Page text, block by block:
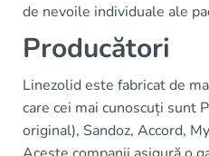
de nevoile individuale ale
Producători
Linezolid este fabricat de
care cei mai cunoscuți sunt
original), Sandoz, Accord,